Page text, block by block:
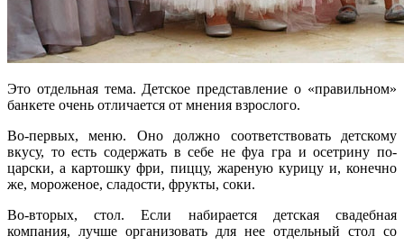
Это отдельная тема. Детское представление о «правильном»
банкете очень отличается от мнения взрослого.
Во-первых, меню. Оно должно соответствовать детскому
вкусу, то есть содержать в себе не фуа гра и осетрину по-
царски, а картошку фри, пиццу, жареную курицу и, конечно
же, мороженое, сладости, фрукты, соки.
Во-вторых, стол. Если набирается детская свадебная
компания, лучше организовать для нее отдельный стол со